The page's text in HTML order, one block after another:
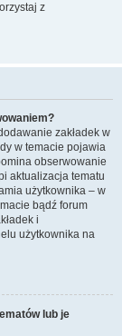
z
zakładek w
w temacie pojawia
obserwowanie
aktualizacja tematu
użytkownika – w
bądź forum
i
użytkownika na
lub je